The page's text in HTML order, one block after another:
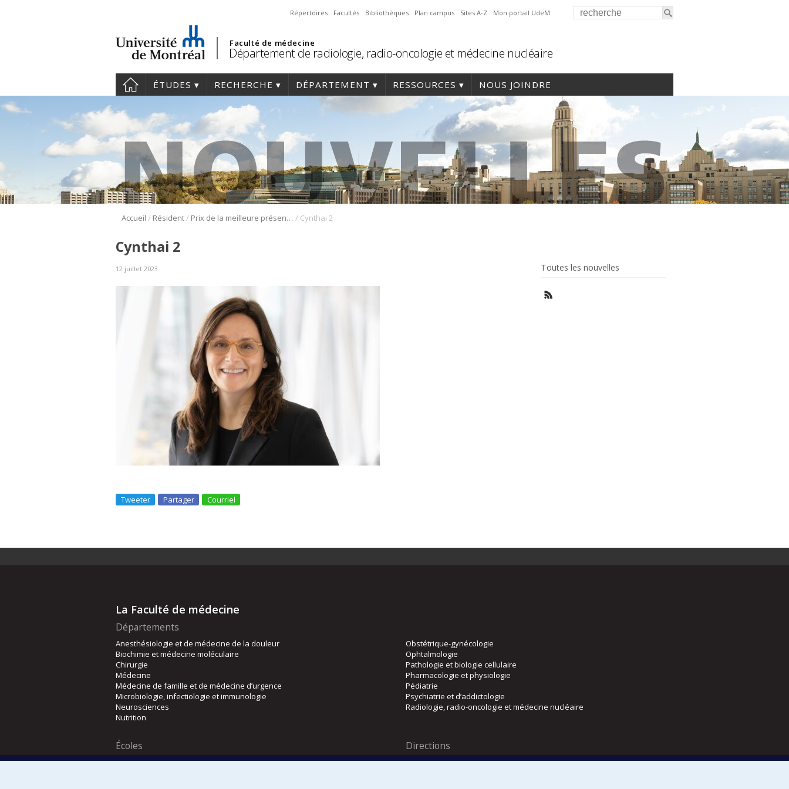
Répertoires Facultés Bibliothèques Plan campus Sites A-Z Mon portail UdeM
Faculté de médecine
Département de radiologie, radio-oncologie et médecine nucléaire
ÉTUDES RECHERCHE DÉPARTEMENT RESSOURCES NOUS JOINDRE
Accueil / Résident/ Prix de la meilleure présentation au résident Colin Belliveau – Congrès 2023 de l’AROQ / Cynthai 2
Toutes les nouvelles
Cynthai 2
12 juillet 2023
Tweeter Partager Courriel
La Faculté de médecine
Départements
Anesthésiologie et de médecine de la douleur
Biochimie et médecine moléculaire
Chirurgie
Médecine
Médecine de famille et de médecine d’urgence
Microbiologie, infectiologie et immunologie
Neurosciences
Nutrition
Obstétrique-gynécologie
Ophtalmologie
Pathologie et biologie cellulaire
Pharmacologie et physiologie
Pédiatrie
Psychiatrie et d’addictologie
Radiologie, radio-oncologie et médecine nucléaire
Écoles
Kinésiologie et des sciences de l’activité physique
Directions
DPC